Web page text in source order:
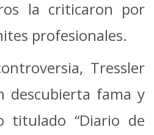
la criticaron por
profesionales.
Tressler
descubierta fama y
titulado “Diario de